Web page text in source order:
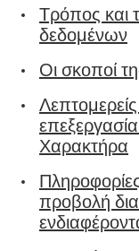
Τρόπος και
δεδομένων
Οι σκοποί
Χαρακτήρα
προβολή